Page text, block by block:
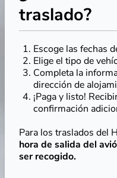
traslado?
Escoge las fechas
Elige el tipo de
Completa la
dirección de
¡Paga y listo!
confirmación
Para los traslados del
hora de salida del
ser recogido.